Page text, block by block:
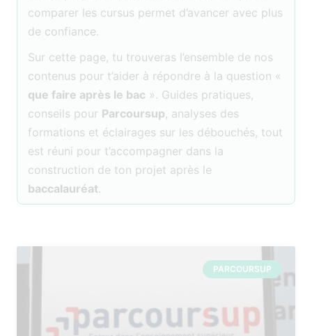
comparer les cursus permet d’avancer avec plus
de confiance.
Sur cette page, tu trouveras l’ensemble de nos
contenus pour t’aider à répondre à la question «
que faire après le bac ». Guides pratiques,
conseils pour Parcoursup, analyses des
formations et éclairages sur les débouchés, tout
est réuni pour t’accompagner dans la
construction de ton projet après le
baccalauréat.
PARCOURSUP